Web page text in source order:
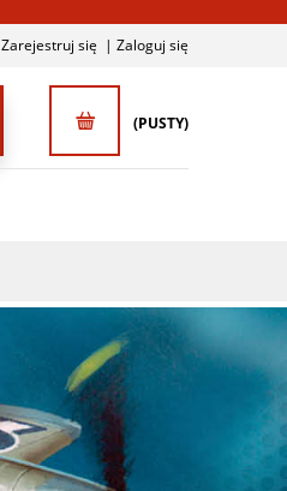
Zarejestruj się Zaloguj się
(PUSTY)